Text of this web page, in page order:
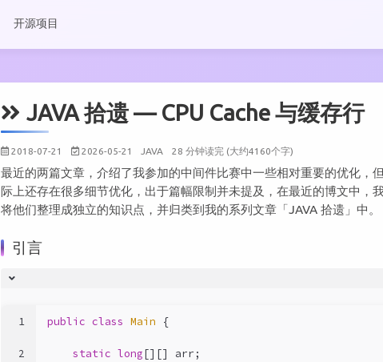
开源项目
JAVA 拾遗 — CPU Cache 与缓存行
2018-07-21 2026-05-21 JAVA 28 分钟读完 (大约4160个字)
最近的两篇文章，介绍了我参加的中间件比赛中一些相对重要的优化，
际上还存在很多细节优化，出于篇幅限制并未提及，在最近的博文中，
将他们整理成独立的知识点，并归类到我的系列文章「JAVA 拾遗」中。
引言
1
2
public class Main {
static long[][] arr;